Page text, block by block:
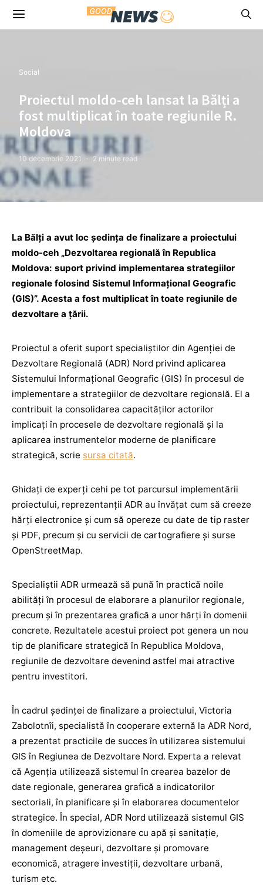
Social
Proiectul moldo-ceh lansat la Bălți a
fost multiplicat în toate regiunile R.
Moldova
10 decembrie 2021 2 minute read
La Bălți a avut loc ședința de finalizare a proiectului
moldo-ceh „Dezvoltarea regională în Republica
Moldova: suport privind implementarea strategiilor
regionale folosind Sistemul Informațional Geografic
(GIS)”. Acesta a fost multiplicat în toate regiunile de
dezvoltare a țării.
Proiectul a oferit suport specialiștilor din Agenției de
Dezvoltare Regională (ADR) Nord privind aplicarea
Sistemului Informațional Geografic (GIS) în procesul de
implementare a strategiilor de dezvoltare regională. El a
contribuit la consolidarea capacităților actorilor
implicați în procesele de dezvoltare regională și la
aplicarea instrumentelor moderne de planificare
strategică, scrie sursa citată.
Ghidați de experți cehi pe tot parcursul implementării
proiectului, reprezentanții ADR au învățat cum să creeze
hărți electronice și cum să opereze cu date de tip raster
și PDF, precum și cu servicii de cartografiere și surse
OpenStreetMap.
Specialiștii ADR urmează să pună în practică noile
abilități în procesul de elaborare a planurilor regionale,
precum și în prezentarea grafică a unor hărți în domenii
concrete. Rezultatele acestui proiect pot genera un nou
tip de planificare strategică în Republica Moldova,
regiunile de dezvoltare devenind astfel mai atractive
pentru investitori.
În cadrul ședinței de finalizare a proiectului, Victoria
Zabolotnîi, specialistă în cooperare externă la ADR Nord,
a prezentat practicile de succes în utilizarea sistemului
GIS în Regiunea de Dezvoltare Nord. Experta a relevat
că Agenția utilizează sistemul în crearea bazelor de
date regionale, generarea grafică a indicatorilor
sectoriali, în planificare și în elaborarea documentelor
strategice. În special, ADR Nord utilizează sistemul GIS
în domeniile de aprovizionare cu apă și sanitație,
management deșeuri, dezvoltare și promovare
economică, atragere investiții, dezvoltare urbană,
turism etc.